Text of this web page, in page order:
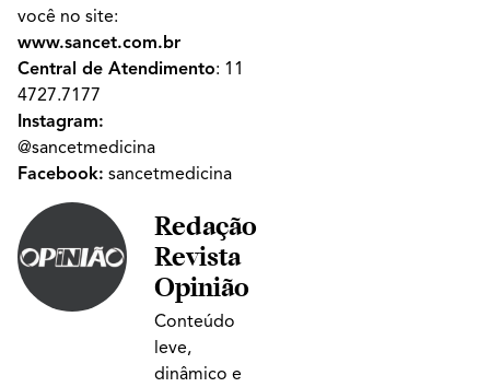
você no site:
www.sancet.com.br
Central de Atendimento: 11
4727.7177
Instagram:
@sancetmedicina
Facebook: sancetmedicina
Redação
Revista
Opinião
Conteúdo
leve,
dinâmico e